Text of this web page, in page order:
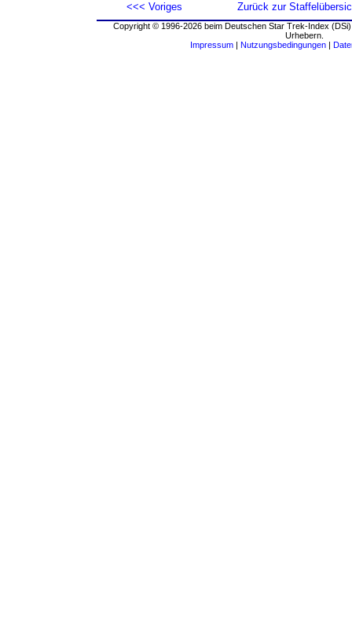
<<< Voriges Zurück zur
Copyright © 1996-2026 beim Deutschen Star Trek-Index
Urhebern.
Impressum | Nutzungsbedingungen |